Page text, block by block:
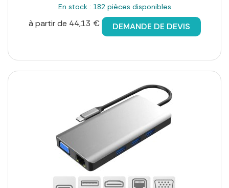
En stock : 182 pièces disponibles
à partir de 44,13 € DEMANDE DE DEVIS